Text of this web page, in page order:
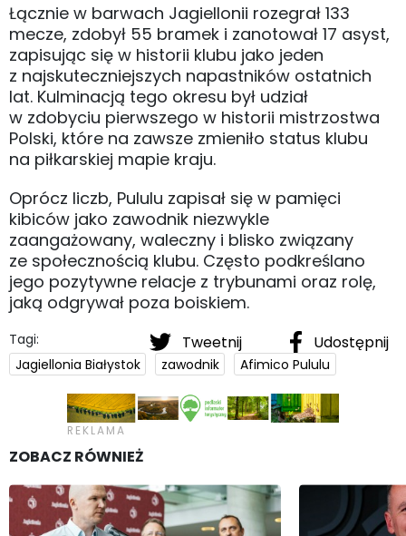
Łącznie w barwach Jagiellonii rozegrał 133
mecze, zdobył 55 bramek i zanotował 17 asyst,
zapisując się w historii klubu jako jeden
z najskuteczniejszych napastników ostatnich
lat. Kulminacją tego okresu był udział
w zdobyciu pierwszego w historii mistrzostwa
Polski, które na zawsze zmieniło status klubu
na piłkarskiej mapie kraju.
Oprócz liczb, Pululu zapisał się w pamięci
kibiców jako zawodnik niezwykle
zaangażowany, waleczny i blisko związany
ze społecznością klubu. Często podkreślano
jego pozytywne relacje z trybunami oraz rolę,
jaką odgrywał poza boiskiem.
Tweetnij Udostępnij
Tagi:
Jagiellonia Białystok
zawodnik Afimico Pululu
ZOBACZ RÓWNIEŻ